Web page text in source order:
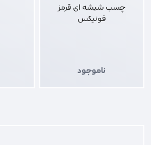
چسب شیشه ای قرمز
فونیکس
ناموجود